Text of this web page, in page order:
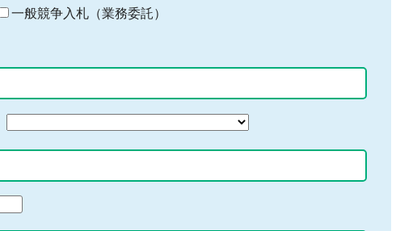
一般競争入札（業務委託）